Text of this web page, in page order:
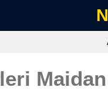
Maidan